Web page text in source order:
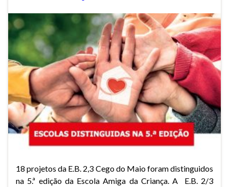
18 projetos da E.B. 2,3 Cego do Maio foram distinguidos
na 5.ª edição da Escola Amiga da Criança. A E.B. 2/3